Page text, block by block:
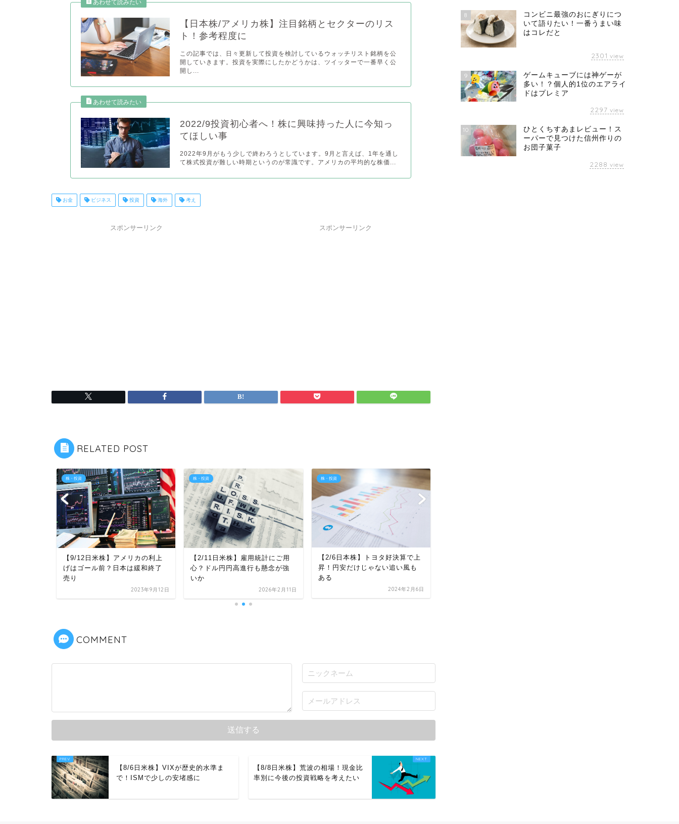
【日本株/アメリカ株】注目銘柄とセクターのリス
ト！参考程度に
この記事では、日々更新して投資を検討しているウォッチリスト銘柄を公
開していきます。投資を実際にしたかどうかは、ツイッターで一番早く公
開し...
2022/9投資初心者へ！株に興味持った人に今知っ
てほしい事
2022年9月がもう少しで終わろうとしています。9月と言えば、1年を通し
て株式投資が難しい時期というのが常識です。アメリカの平均的な株価...
お金 ビジネス 投資 海外 考え
スポンサーリンク スポンサーリンク
RELATED POST
株・投資
【9/12日米株】アメリカの利上
げはゴール前？日本は緩和終了
売り
2023年9月12日
株・投資
【2/11日米株】雇用統計にご用
心？ドル円円高進行も懸念が強
いか
2026年2月11日
株・投資
【2/6日本株】トヨタ好決算で上
昇！円安だけじゃない追い風も
ある
2024年2月6日
COMMENT
【8/6日米株】VIXが歴史的水準ま
で！ISMで少しの安堵感に
【8/8日米株】荒波の相場！現金比
率別に今後の投資戦略を考えたい
8
コンビニ最強のおにぎりにつ
いて語りたい！一番うまい味
はコレだと
2301 view
9
ゲームキューブには神ゲーが
多い！？個人的1位のエアライ
ドはプレミア
2297 view
10
ひとくちすあまレビュー！ス
ーパーで見つけた信州作りの
お団子菓子
2288 view